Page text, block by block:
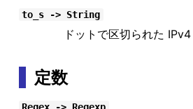
to_s -> String
ドットで区切られた
定数